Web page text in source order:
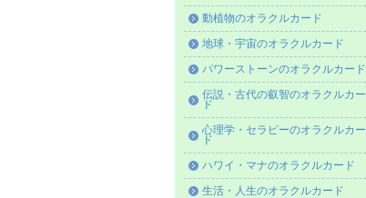
動植物のオラクルカード
地球・宇宙のオラクルカード
パワーストーンのオラクルカード
伝説・古代の叡智のオラクルカー
ド
心理学・セラピーのオラクルカー
ド
ハワイ・マナのオラクルカード
生活・人生のオラクルカード